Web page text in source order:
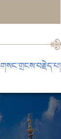
གསང་གྲངས་བརྗེད་པ།